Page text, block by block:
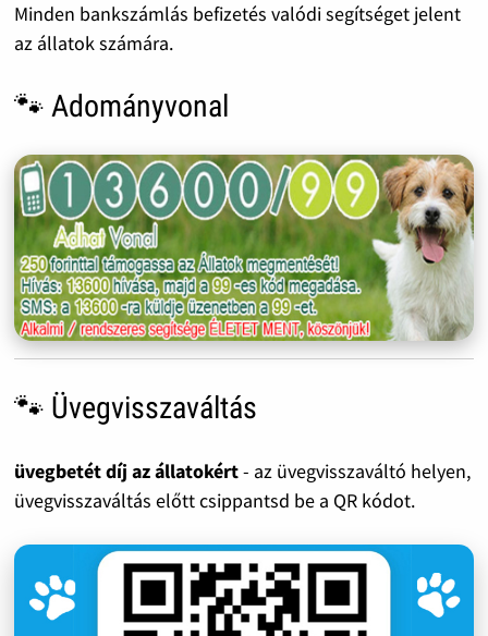
Minden bankszámlás befizetés valódi segítséget jelent
az állatok számára.
🐾 Adományvonal
🐾 Üvegvisszaváltás
üvegbetét díj az állatokért- az üvegvisszaváltó helyen,
üvegvisszaváltás előtt csippantsd be a QR kódot.